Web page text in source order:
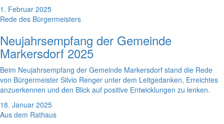
1. Februar 2025
Rede des Bürgermeisters
Neujahrsempfang der Gemeinde
Markersdorf 2025
Beim Neujahrsempfang der Gemeinde Markersdorf stand die Rede
von Bürgermeister Silvio Renger unter dem Leitgedanken, Erreichtes
anzuerkennen und den Blick auf positive Entwicklungen zu lenken.
18. Januar 2025
Aus dem Rathaus